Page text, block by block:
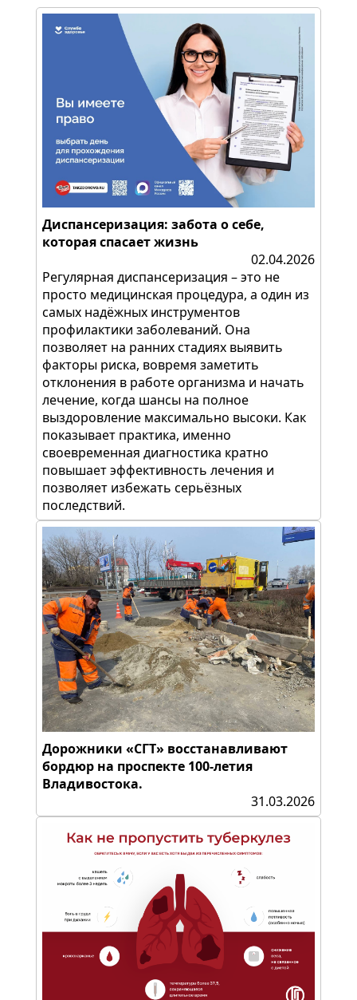
Диспансеризация: забота о себе,
которая спасает жизнь
02.04.2026
Регулярная диспансеризация – это не
просто медицинская процедура, а один из
самых надёжных инструментов
профилактики заболеваний. Она
позволяет на ранних стадиях выявить
факторы риска, вовремя заметить
отклонения в работе организма и начать
лечение, когда шансы на полное
выздоровление максимально высоки. Как
показывает практика, именно
своевременная диагностика кратно
повышает эффективность лечения и
позволяет избежать серьёзных
последствий.
Дорожники «СГТ» восстанавливают
бордюр на проспекте 100-летия
Владивостока.
31.03.2026